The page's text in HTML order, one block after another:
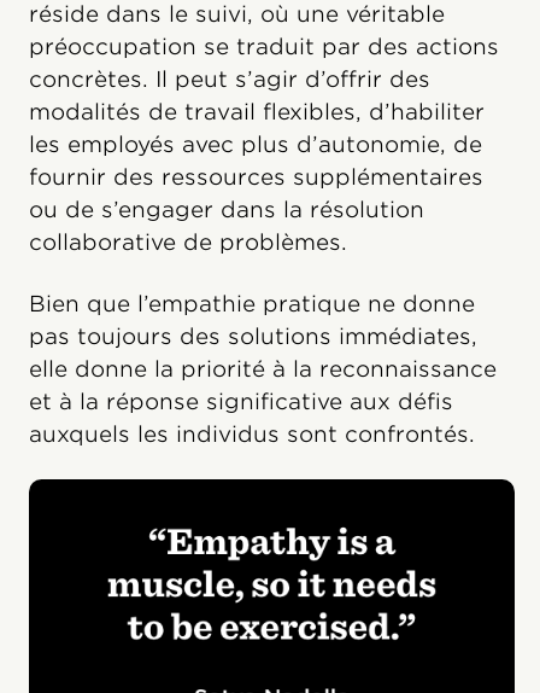
réside dans le suivi, où une véritable
préoccupation se traduit par des actions
concrètes. Il peut s’agir d’offrir des
modalités de travail flexibles, d’habiliter
les employés avec plus d’autonomie, de
fournir des ressources supplémentaires
ou de s’engager dans la résolution
collaborative de problèmes.
Bien que l’empathie pratique ne donne
pas toujours des solutions immédiates,
elle donne la priorité à la reconnaissance
et à la réponse significative aux défis
auxquels les individus sont confrontés.